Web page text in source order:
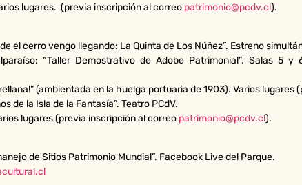
lugares. (previa inscripción al correo patrimonio@pcdv.cl).
el cerro vengo llegando: La Quinta de Los Núñez”. Estreno
“Taller Demostrativo de Adobe Patrimonial”. Salas 5
(ambientada en la huelga portuaria de 1903). Varios
de la Isla de la Fantasía”. Teatro PCdV.
lugares (previa inscripción al correo patrimonio@pcdv.cl).
de Sitios Patrimonio Mundial”. Facebook Live del Parque.